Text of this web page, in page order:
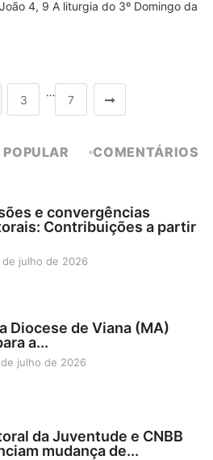
4, 9 A liturgia do 3º Domingo da
3
…
7
POPULAR COMENTÁRIOS
e convergências
Contribuições a partir
de julho de 2026
Diocese de Viana (MA)
a...
de julho de 2026
da Juventude e CNBB
mudança de...